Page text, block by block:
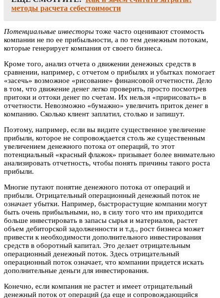
методы расчета себестоимости
Потенциальные инвесторы тоже часто оценивают стоимость
компании не по ее прибыльности, а по тем денежным потокам,
которые генерирует компания от своего бизнеса.
Кроме того, анализ отчета о движении денежных средств в
сравнении, например, с отчетом о прибылях и убытках помогает
«засечь» возможное «рисование» финансовой отчетности. Дело
в том, что движение денег легко проверить, просто посмотрев
притоки и оттоки денег по счетам. Их нельзя «пририсовать» в
отчетности. Невозможно «бумажно» увеличить приток денег в
компанию. Сколько клиент заплатил, столько и запишут.
Поэтому, например, если вы видите существенное увеличение
прибыли, которое не сопровождается столь же существенным
увеличением денежного потока от операций, то этот
потенциальный «красный флажок» призывает более внимательно
анализировать отчетность, чтобы понять причины такого роста
прибыли.
Многие путают понятие денежного потока от операций и
прибыли. Отрицательный операционный денежный поток не
означает убытки. Например, быстрорастущие компании могут
быть очень прибыльными, но, в силу того что им приходится
больше инвестировать в запасы сырья и материалов, растет
объем дебиторской задолженности и т.д., рост бизнеса может
привести к необходимости дополнительного инвестирования
средств в оборотный капитал. Это делает отрицательным
операционный денежный поток. Здесь отрицательный
операционный поток означает, что компании придется искать
дополнительные деньги для инвестирования.
Конечно, если компания не растет и имеет отрицательный
денежный поток от операций (да еще и сопровождающийся